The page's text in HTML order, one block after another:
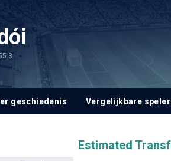
geschiedenis Vergelijkbare
Estimated